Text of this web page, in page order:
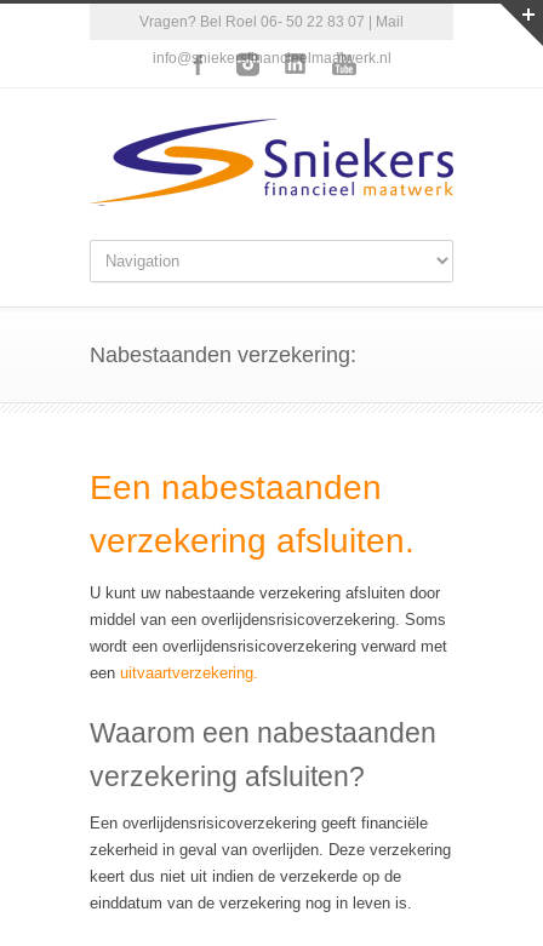
Vragen? Bel Roel 06- 50 22 83 07 | Mail
info@sniekersfinancieelmaatwerk.nl
Nabestaanden verzekering:
Een nabestaanden
verzekering afsluiten.
U kunt uw nabestaande verzekering afsluiten door
middel van een overlijdensrisicoverzekering. Soms
wordt een overlijdensrisicoverzekering verward met
een uitvaartverzekering.
Waarom een nabestaanden
verzekering afsluiten?
Een overlijdensrisicoverzekering geeft financiële
zekerheid in geval van overlijden. Deze verzekering
keert dus niet uit indien de verzekerde op de
einddatum van de verzekering nog in leven is.